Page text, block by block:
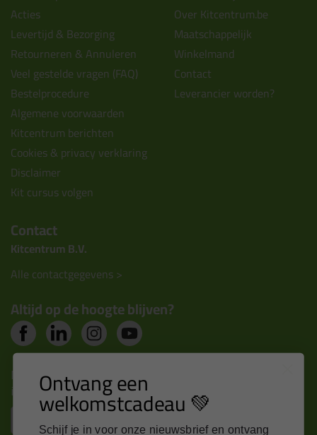
Acties
Levertijd & Bezorging
Retourneren & Annuleren
Veel gestelde vragen (FAQ)
Bestelprocedure
Algemene voorwaarden
Kitcentrum berichten
Cookies & privacy verklaring
Disclaimer
Kit cursus volgen
Over Kitcentrum.be
Maatschappelijk
Winkelmand
Contact
Leverancier worden?
Contact
Kitcentrum B.V.
Alle contactgegevens >
Altijd op de hoogte blijven?
Nieuws, tips en exclusieve deals rechtstreeks in je
inbox Ontvang een
welkomstcadeau 💚
Schijf je in voor onze nieuwsbrief en ontvang